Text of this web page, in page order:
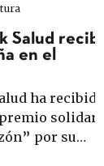
Salud recibe
en el
ha recibido
solidario
por su